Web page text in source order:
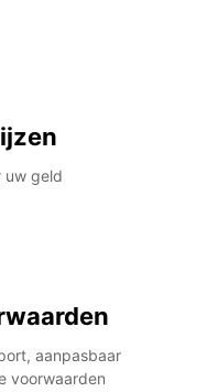
uw geld
aanpasbaar
voorwaarden